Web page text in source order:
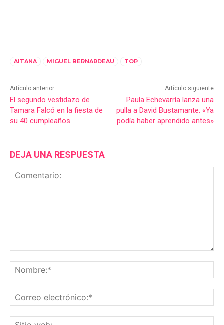
AITANA MIGUEL BERNARDEAU TOP
Artículo anterior
El segundo vestidazo de
Tamara Falcó en la fiesta de
su 40 cumpleaños
Artículo siguiente
Paula Echevarría lanza una
pulla a David Bustamante: «Ya
podía haber aprendido antes»
DEJA UNA RESPUESTA